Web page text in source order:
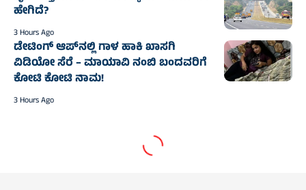
ಹೇಗಿದೆ?
3 Hours Ago
ಡೇಟಿಂಗ್ ಆಪ್‌ನಲ್ಲಿ ಗಾಳ ಹಾಕಿ ಖಾಸಗಿ
ವಿಡಿಯೋ ಸೆರೆ – ಮಾಯಾವಿ ನಂಬಿ ಬಂದವರಿಗೆ
ಕೋಟಿ ಕೋಟಿ ನಾಮ!
3 Hours Ago